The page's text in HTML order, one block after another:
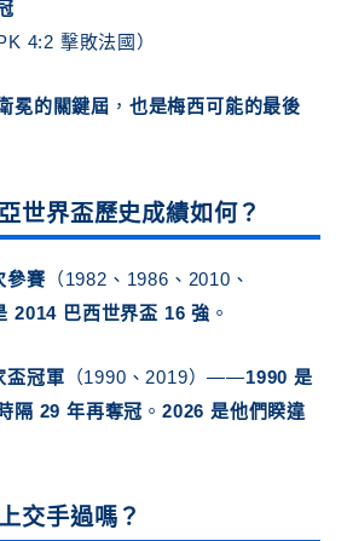
PK 4:2 擊敗法國）
冕的關鍵屆 ， 也是梅西可能的最後
世界盃歷史成績如何？
參賽（1982、1986、2010、
2014 巴西世界盃 16 強 。
盃冠軍 （1990、2019）——1990 是
隔 29 年再奪冠 。2026 是他們睽違
交手過嗎？